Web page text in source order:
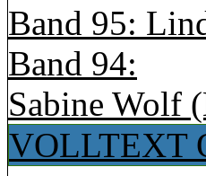
Band 95:
Band 94:
Sabine Wolf
VOLLTEXT